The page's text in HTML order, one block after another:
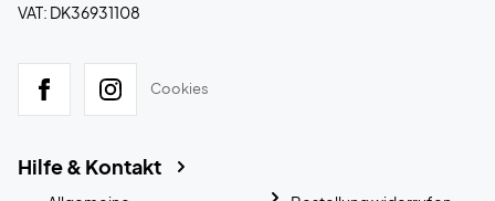
VAT: DK36931108
Cookies
Hilfe & Kontakt